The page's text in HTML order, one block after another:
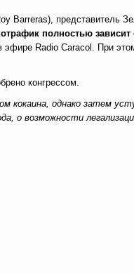
Barreras), представитель
полностью зависит
Radio Caracol. При
конгрессом.
кокаина, однако затем
о возможности